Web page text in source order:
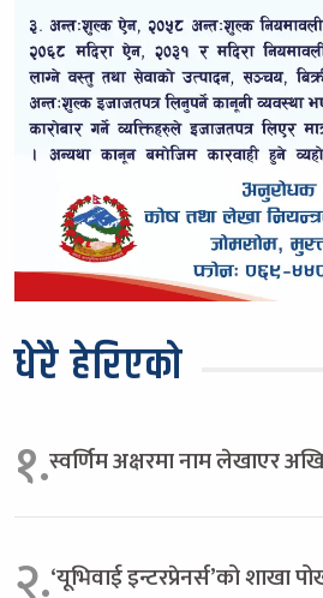
धेरै हेरिएको
१.स्वर्णिम अक्षरमा नाम लेखाएर
२.‘यूभिवाई इन्टरप्रेनर्स’को शाखा